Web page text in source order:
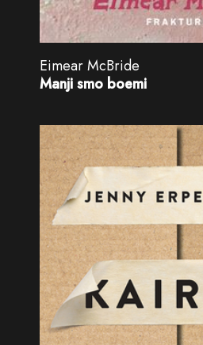
Eimear McBride
Manji smo boemi